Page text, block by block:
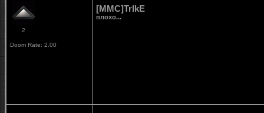
2
Doom Rate: 2.00
[MMC]TrIkE
плохо...